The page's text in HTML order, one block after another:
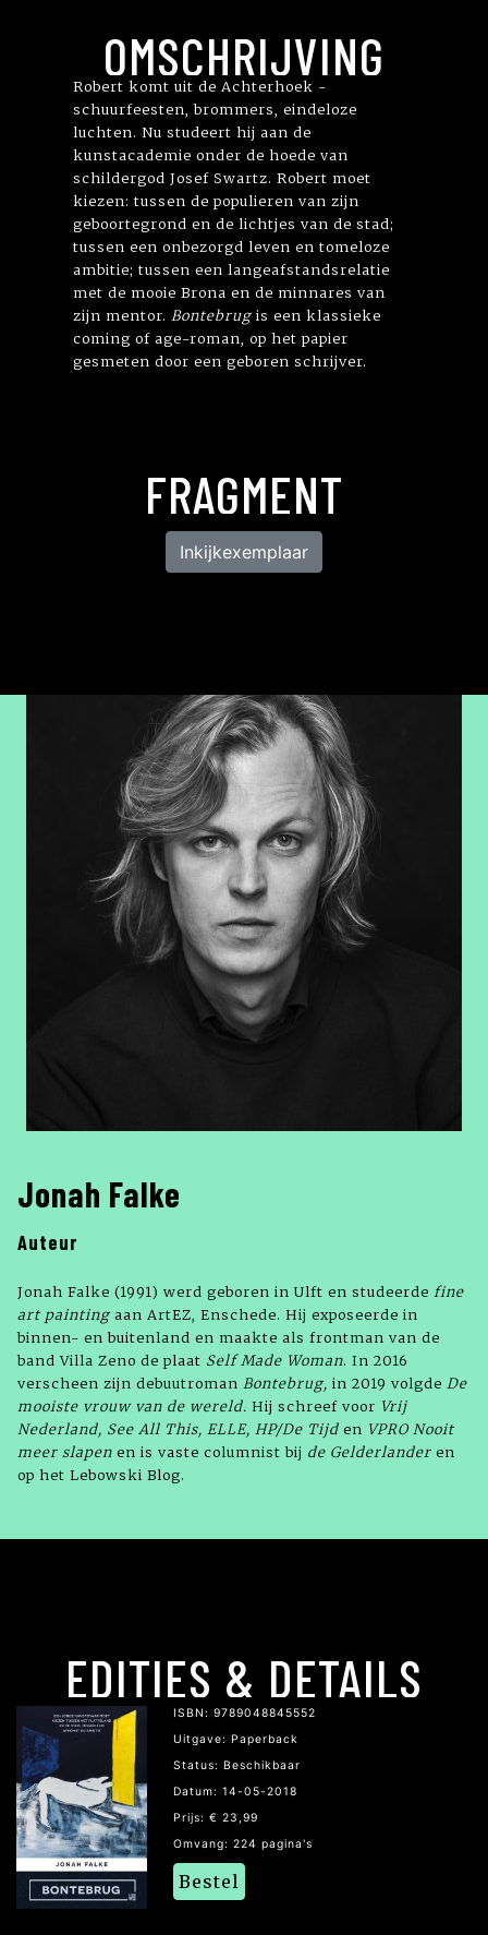
OMSCHRIJVING
Robert komt uit de Achterhoek -
schuurfeesten, brommers, eindeloze
luchten. Nu studeert hij aan de
kunstacademie onder de hoede van
schildergod Josef Swartz. Robert moet
kiezen: tussen de populieren van zijn
geboortegrond en de lichtjes van de stad;
tussen een onbezorgd leven en tomeloze
ambitie; tussen een langeafstandsrelatie
met de mooie Brona en de minnares van
zijn mentor. Bontebrugis een klassieke
coming of age-roman, op het papier
gesmeten door een geboren schrijver.
FRAGMENT
Inkijkexemplaar
Jonah Falke
Auteur
Jonah Falke (1991) werd geboren in Ulft en studeerde fine
art painting aan ArtEZ, Enschede. Hij exposeerde in
binnen- en buitenland en maakte als frontman van de
band Villa Zeno de plaat Self Made Woman. In 2016
verscheen zijn debuutroman Bontebrug, in 2019 volgde De
mooiste vrouw van de wereld. Hij schreef voor Vrij
Nederland, See All This, ELLE, HP/De Tijd en VPRO Nooit
meer slapen en is vaste columnist bij de Gelderlander en
op het Lebowski Blog.
EDITIES & DETAILS
ISBN: 9789048845552
Uitgave: Paperback
Status: Beschikbaar
Datum: 14-05-2018
Prijs: € 23,99
Omvang: 224 pagina's
Bestel